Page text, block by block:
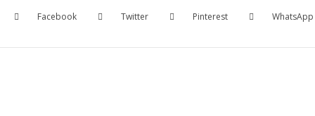
Facebook Twitter Pinterest WhatsApp